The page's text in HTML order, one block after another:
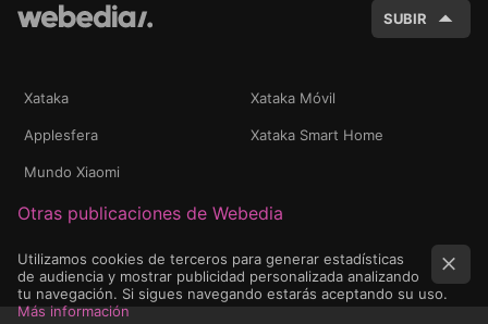
SUBIR
Xataka Xataka Móvil
Applesfera Xataka Smart Home
Mundo Xiaomi
Otras publicaciones de Webedia
Utilizamos cookies de terceros para generar estadísticas
de audiencia y mostrar publicidad personalizada analizando
tu navegación. Si sigues navegando estarás aceptando su uso.
Más información